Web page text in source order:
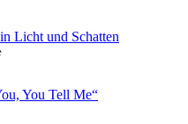
Licht und Schatten
You Tell Me“